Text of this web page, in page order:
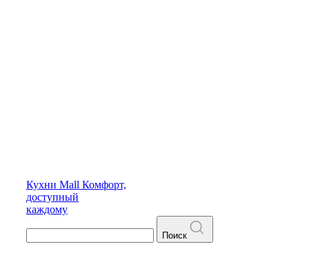
Кухни Mall Комфорт,
доступный
каждому
Поиск